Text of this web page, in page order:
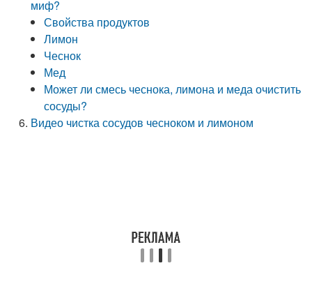
миф?
Свойства продуктов
Лимон
Чеснок
Мед
Может ли смесь чеснока, лимона и меда очистить
сосуды?
Видео чистка сосудов чесноком и лимоном